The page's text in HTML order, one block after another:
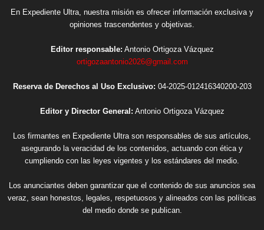
En Expediente Ultra, nuestra misión es ofrecer información exclusiva y
opiniones trascendentes y objetivas.
Editor responsable: Antonio Ortigoza Vázquez
ortigozaantonio2026@gmail.com
Reserva de Derechos al Uso Exclusivo: 04-2025-012416340200-203
Editor y Director General: Antonio Ortigoza Vázquez
Los firmantes en Expediente Ultra son responsables de sus artículos,
asegurando la veracidad de los contenidos, actuando con ética y
cumpliendo con las leyes vigentes y los estándares del medio.
Los anunciantes deben garantizar que el contenido de sus anuncios sea
veraz, sean honestos, legales, respetuosos y alineados con las políticas
del medio donde se publican.